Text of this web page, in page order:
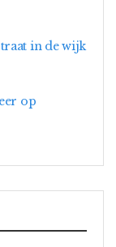
in de wijk
op